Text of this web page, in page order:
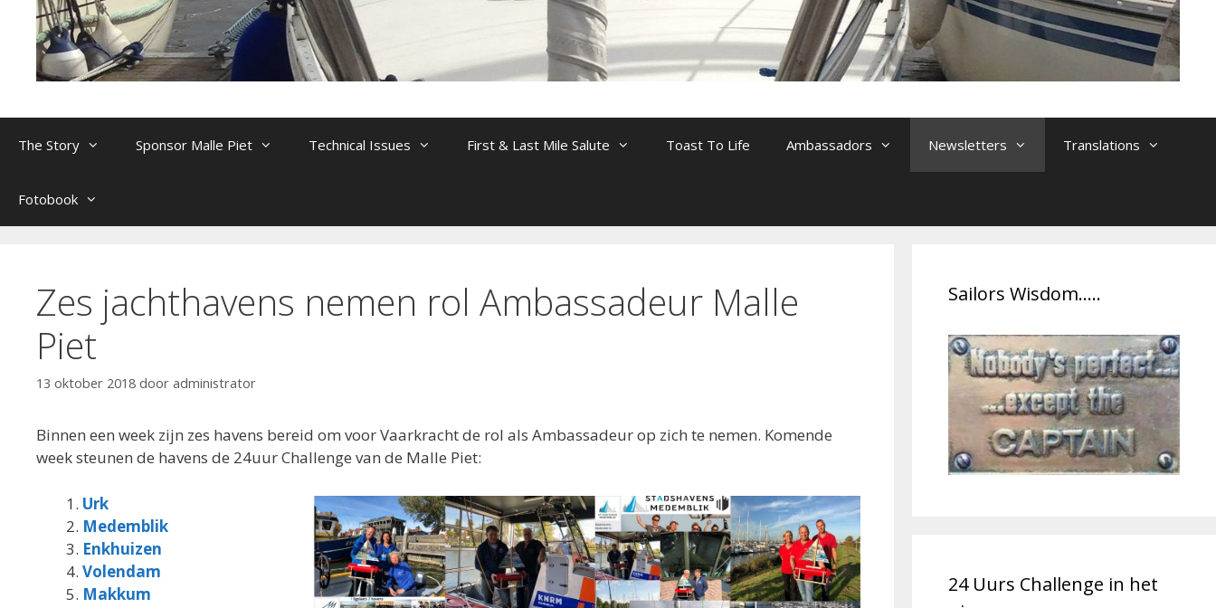
The Story Sponsor Malle Piet Technical Issues First & Last Mile Salute Toast To Life Ambassadors Newsletters Translations
Fotobook
Zes jachthavens nemen rol Ambassadeur Malle
Piet
13 oktober 2018 door administrator
Binnen een week zijn zes havens bereid om voor Vaarkracht de rol als Ambassadeur op zich te nemen. Komende
week steunen de havens de 24uur Challenge van de Malle Piet:
Urk
Medemblik
Enkhuizen
Volendam
Makkum
Sailors Wisdom…..
24 Uurs Challenge in het